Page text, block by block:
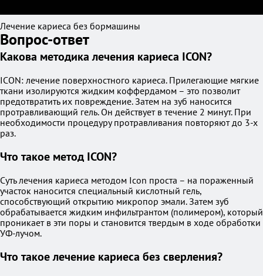
Лечение кариеса без бормашины
Вопрос-ответ
Какова методика лечения кариеса ICON?
ICON: лечение поверхностного кариеса. Прилегающие мягкие
ткани изолируются жидким коффердамом – это позволит
предотвратить их повреждение. Затем на зуб наносится
протравливающий гель. Он действует в течение 2 минут. При
необходимости процедуру протравливания повторяют до 3-х
раз.
Что такое метод ICON?
Суть лечения кариеса методом Icon проста – на пораженный
участок наносится специальный кислотный гель,
способствующий открытию микропор эмали. Затем зуб
обрабатывается жидким инфильтрантом (полимером), который
проникает в эти поры и становится твердым в ходе обработки
УФ-лучом.
Что такое лечение кариеса без сверления?